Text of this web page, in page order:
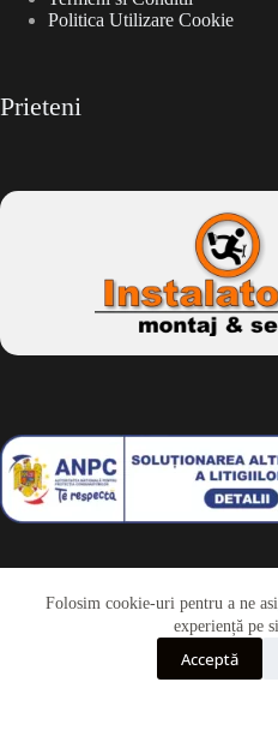
Folosim cookie-uri pentru a ne
experiență pe
Acceptă
Politica Utilizare Cookie
Prieteni
Drepturi de autor © 2026 -